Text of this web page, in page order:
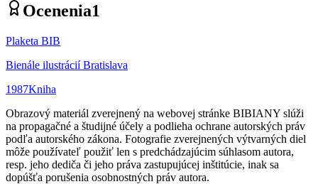
Ocenenia1
Plaketa BIB
Bienále ilustrácií Bratislava
1987Kniha
Obrazový materiál zverejnený na webovej stránke BIBIANY slúži
na propagačné a študijné účely a podlieha ochrane autorských práv
podľa autorského zákona. Fotografie zverejnených výtvarných diel
môže používateľ použiť len s predchádzajúcim súhlasom autora,
resp. jeho dediča či jeho práva zastupujúcej inštitúcie, inak sa
dopúšťa porušenia osobnostných práv autora.